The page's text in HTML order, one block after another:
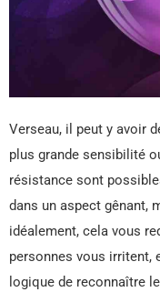
Verseau, il peut y avoir
plus grande sensibilité
résistance sont
dans un aspect gênant,
idéalement, cela vous
personnes vous irritent,
logique de reconnaître